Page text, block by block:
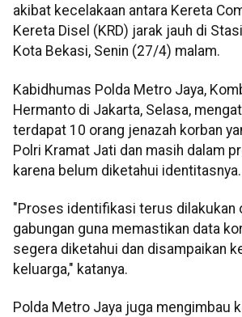
akibat kecelakaan antara Kereta
Kereta Disel (KRD) jarak jauh di
Kota Bekasi, Senin (27/4) malam.
Kabidhumas Polda Metro Jaya,
Hermanto di Jakarta, Selasa,
terdapat 10 orang jenazah korban
Polri Kramat Jati dan masih dalam
karena belum diketahui identitasnya.
"Proses identifikasi terus dilakukan
gabungan guna memastikan data
segera diketahui dan disampaikan
keluarga," katanya.
Polda Metro Jaya juga mengimbau